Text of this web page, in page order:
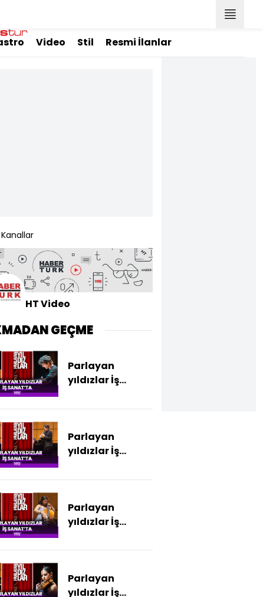
Video Stil Resmi İlanlar
HT Video
GEÇME
Parlayan
yıldızlar İş
Parlayan
yıldızlar İş
Parlayan
yıldızlar İş
Parlayan
yıldızlar İş